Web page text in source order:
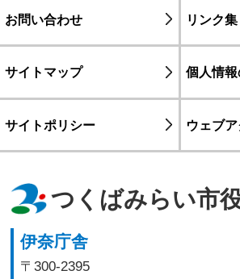
お問い合わせ リンク集
サイトマップ 個人情
サイトポリシー ウェブ
つくばみらい市
伊奈庁舎
〒300-2395